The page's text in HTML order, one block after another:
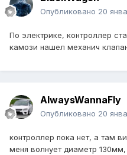
Опубликовано 20
По электрике, контроллер
камози нашел механич
AlwaysWannaFly
Опубликовано 20
контроллер пока нет, а там
меня волнует диаметр